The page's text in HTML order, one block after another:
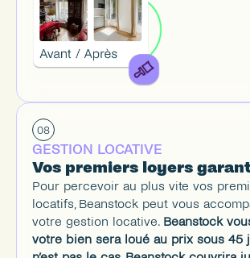
08
GESTION LOCATIVE
Vos premiers loyers
Pour percevoir au plus vite vos
locatifs, Beanstock peut vous
votre gestion locative. Beanstock
votre bien sera loué au prix sous 45